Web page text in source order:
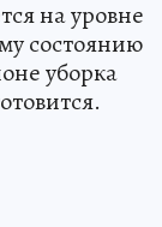
на уровне
состоянию
уборка